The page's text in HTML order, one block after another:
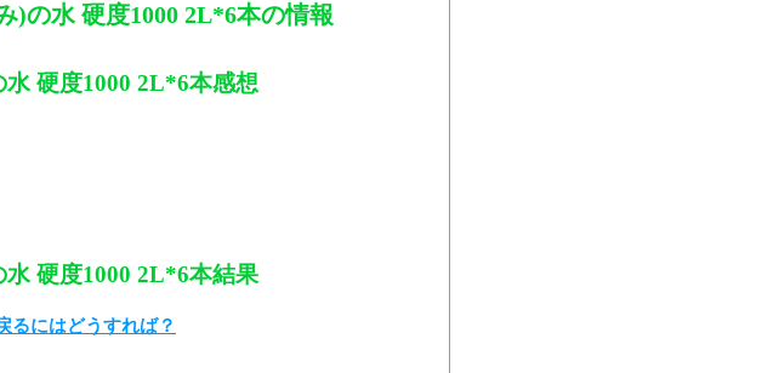
)の水 硬度1000 2L*6本の情報
硬度1000 2L*6本感想
硬度1000 2L*6本結果
るにはどうすれば？